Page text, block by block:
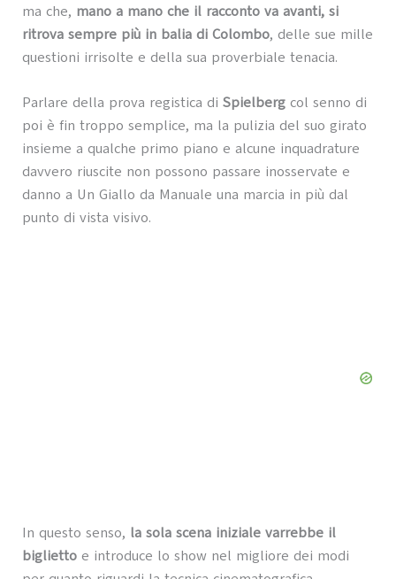
ma che, mano a mano che il racconto va avanti, si
ritrova sempre più in balia di Colombo, delle sue mille
questioni irrisolte e della sua proverbiale tenacia.
Parlare della prova registica di Spielbergcol senno di
poi è fin troppo semplice, ma la pulizia del suo girato
insieme a qualche primo piano e alcune inquadrature
davvero riuscite non possono passare inosservate e
danno a Un Giallo da Manuale una marcia in più dal
punto di vista visivo.
In questo senso, la sola scena iniziale varrebbe il
bigliettoe introduce lo show nel migliore dei modi